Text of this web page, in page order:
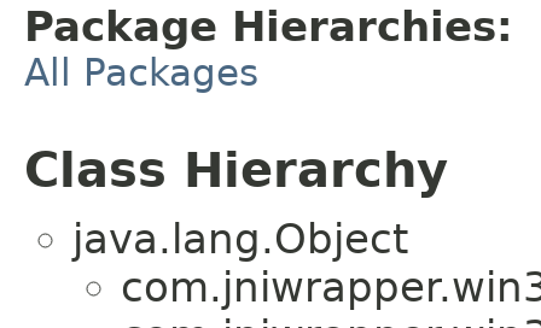
Package Hierarchies:
All Packages
Class Hierarchy
java.lang.Object